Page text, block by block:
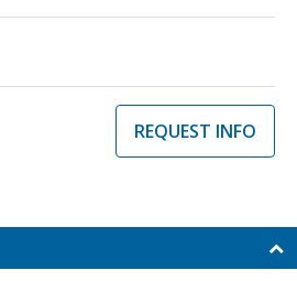
REQUEST INFO